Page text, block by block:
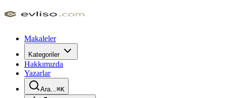
Makaleler
Kategoriler
Hakkımızda
Yazarlar
Ara...⌘K